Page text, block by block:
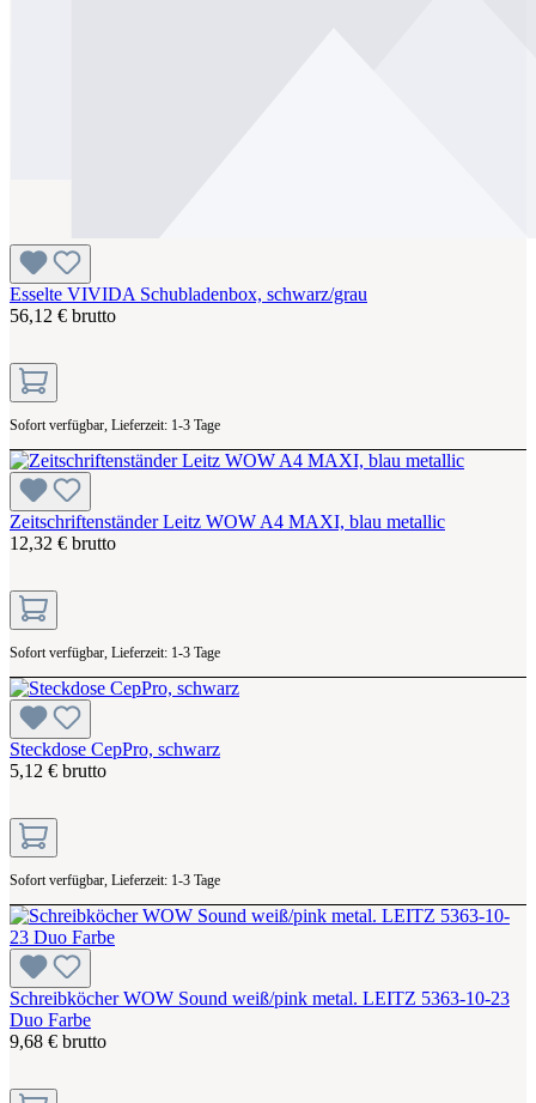
Esselte VIVIDA Schubladenbox, schwarz/grau
56,12 € brutto
Sofort verfügbar, Lieferzeit: 1-3 Tage
Zeitschriftenständer Leitz WOW A4 MAXI, blau metallic
12,32 € brutto
Sofort verfügbar, Lieferzeit: 1-3 Tage
Steckdose CepPro, schwarz
5,12 € brutto
Sofort verfügbar, Lieferzeit: 1-3 Tage
Schreibköcher WOW Sound weiß/pink metal. LEITZ 5363-10-23
Duo Farbe
9,68 € brutto